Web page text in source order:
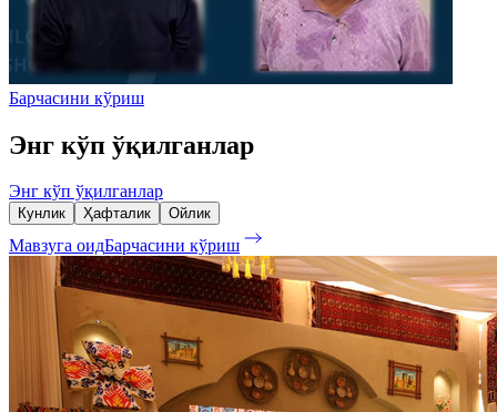
Барчасини кўриш
Энг кўп ўқилганлар
Энг кўп ўқилганлар
Кунлик Ҳафталик Ойлик
Мавзуга оидБарчасини кўриш